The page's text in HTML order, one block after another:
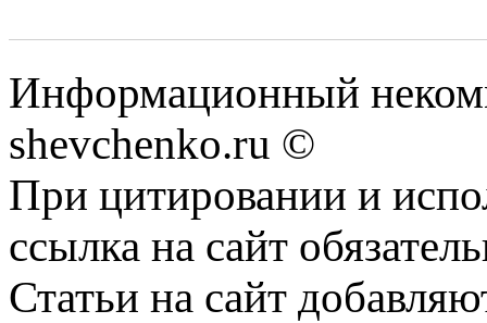
Информационный
shevchenko.ru ©
При цитировании и
ссылка на сайт
Статьи на сайт